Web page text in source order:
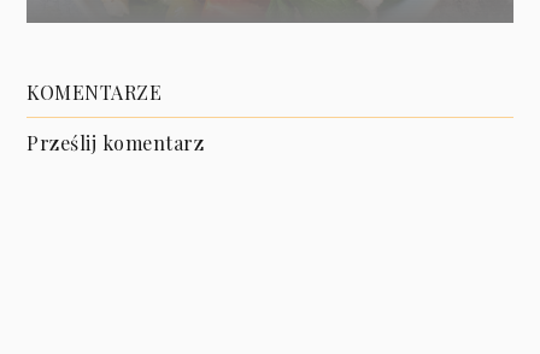
KOMENTARZE
Prześlij komentarz